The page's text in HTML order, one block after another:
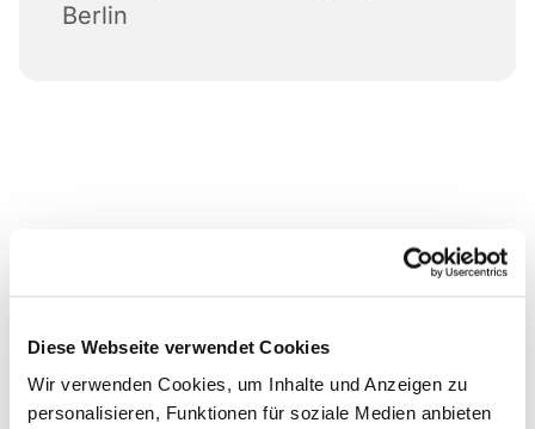
Diese Webseite verwendet Cookies
Wir verwenden Cookies, um Inhalte und Anzeigen zu
personalisieren, Funktionen für soziale Medien anbieten
Berlin